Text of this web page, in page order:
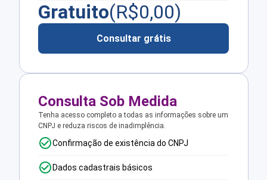
Gratuito(R$0,00)
Consultar grátis
Consulta Sob Medida
Tenha acesso completo a todas as informações sobre um
CNPJ e reduza riscos de inadimplência.
Confirmação de existência do CNPJ
Dados cadastrais básicos